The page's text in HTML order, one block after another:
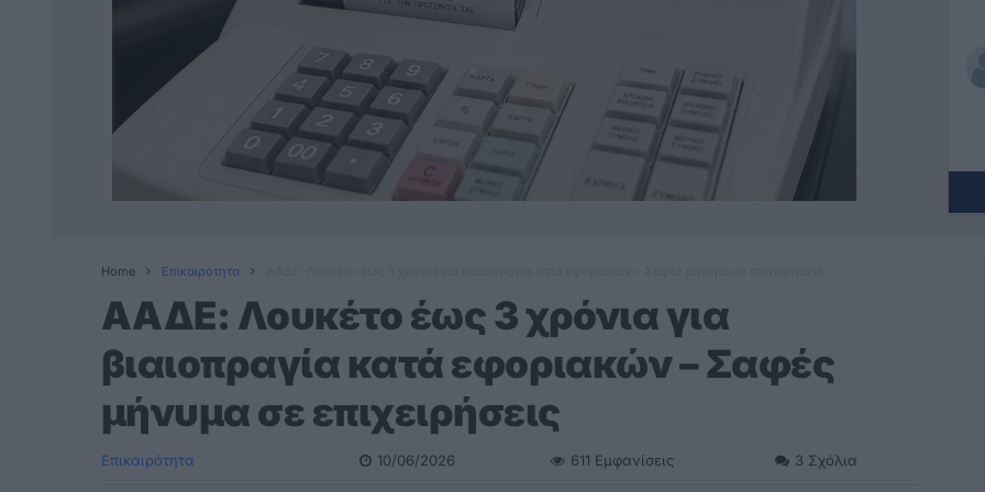
Home Επικαιρότητα
ΑΑΔΕ: Λουκέτο έως 3 χρόνια για
βιαιοπραγία κατά εφοριακών – Σαφές
μήνυμα σε επιχειρήσεις
Επικαιρότητα 10/06/2026 611 Εμφανίσεις 3 Σχόλια